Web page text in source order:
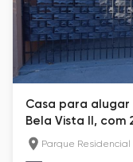
Casa para alugar
Bela Vista II, com
Parque Residencial